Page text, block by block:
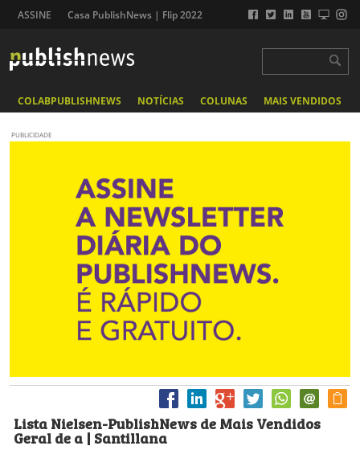
ASSINE Casa PublishNews | Flip 2022
COLABPUBLISHNEWS NOTÍCIAS COLUNAS MAIS VENDIDOS
PUBLICIDADE
Lista Nielsen-PublishNews de Mais Vendidos
Geral de a | Santillana